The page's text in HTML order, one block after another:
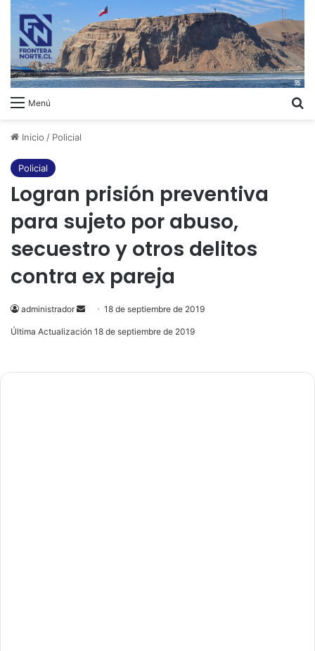
Menú
Inicio / Policial
Policial
Logran prisión preventiva
para sujeto por abuso,
secuestro y otros delitos
contra ex pareja
administrador
Send
an
18 de septiembre de 2019
Última Actualización 18 de septiembre de 2019